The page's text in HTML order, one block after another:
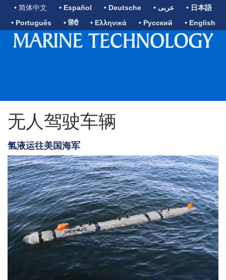
• 简体中文 • Español • Deutsche • عربى
• 日本語
• Português
• हिंदी • Ελληνικά • Русский • English
无人驾驶车辆
氢液运往美国海军